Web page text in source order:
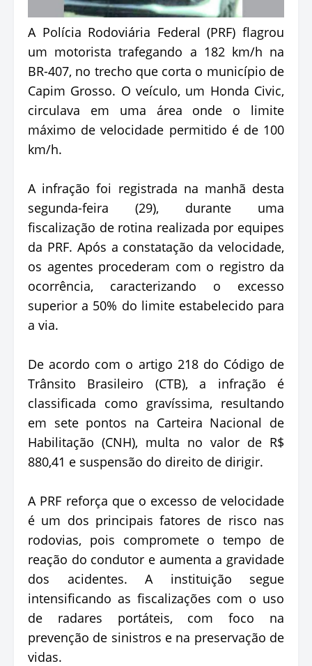
A Polícia Rodoviária Federal (PRF) flagrou
um motorista trafegando a 182 km/h na
BR-407, no trecho que corta o município de
Capim Grosso. O veículo, um Honda Civic,
circulava em uma área onde o limite
máximo de velocidade permitido é de 100
km/h.
A infração foi registrada na manhã desta
segunda-feira (29), durante uma
fiscalização de rotina realizada por equipes
da PRF. Após a constatação da velocidade,
os agentes procederam com o registro da
ocorrência, caracterizando o excesso
superior a 50% do limite estabelecido para
a via.
De acordo com o artigo 218 do Código de
Trânsito Brasileiro (CTB), a infração é
classificada como gravíssima, resultando
em sete pontos na Carteira Nacional de
Habilitação (CNH), multa no valor de R$
880,41 e suspensão do direito de dirigir.
A PRF reforça que o excesso de velocidade
é um dos principais fatores de risco nas
rodovias, pois compromete o tempo de
reação do condutor e aumenta a gravidade
dos acidentes. A instituição segue
intensificando as fiscalizações com o uso
de radares portáteis, com foco na
prevenção de sinistros e na preservação de
vidas.